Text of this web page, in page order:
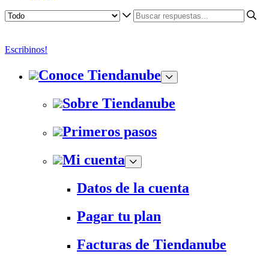
Escribinos!
Conoce Tiendanube
Sobre Tiendanube
Primeros pasos
Mi cuenta
Datos de la cuenta
Pagar tu plan
Facturas de Tiendanube